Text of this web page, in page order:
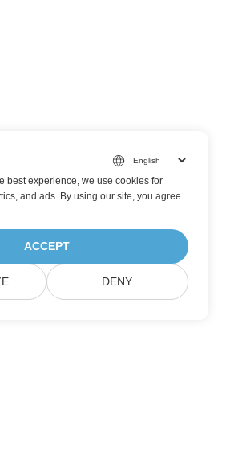
best experience, we use cookies for
and ads. By using our site, you agree
ACCEPT
DENY